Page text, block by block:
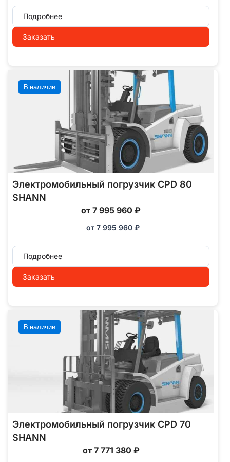
Подробнее
Заказать
В наличии
Электромобильный погрузчик CPD 80
SHANN
от 7 995 960 ₽
от 7 995 960 ₽
Подробнее
Заказать
В наличии
Электромобильный погрузчик CPD 70
SHANN
от 7 771 380 ₽